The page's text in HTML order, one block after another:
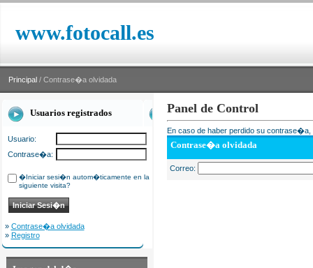
www.fotocall.es
Principal / Contrase�a olvidada
Usuarios registrados
Usuario:
Contrase�a:
�Iniciar sesi�n autom�ticamente en la
siguiente visita?
» Contrase�a olvidada
» Registro
Panel de Control
En caso de haber perdido su
Contrase�a olvidada
Correo: